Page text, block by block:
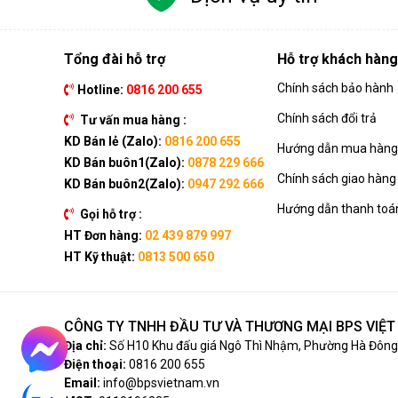
Tổng đài hỗ trợ
Hotline: 0816 200 655
Tư vấn mua hàng :
KD Bán lẻ (Zalo): 0816 200 655
KD Bán buôn1(Zalo): 0878 229 666
KD Bán buôn2(Zalo): 0947 292 666
Gọi hỗ trợ :
HT Đơn hàng: 02 439 879 997
HT Kỹ thuật: 0813 500 650
Hỗ trợ khách hàng
Chính sách bảo hành
Chính sách đổi trả
Hướng dẫn mua
Chính sách giao hàng
Hướng dẫn thanh
CÔNG TY TNHH ĐẦU TƯ VÀ THƯƠNG MẠI BPS
Địa chỉ: Số H10 Khu đấu giá Ngô Thì Nhậm, Phường Hà
Điện thoại: 0816 200 655
Email: info@bpsvietnam.vn